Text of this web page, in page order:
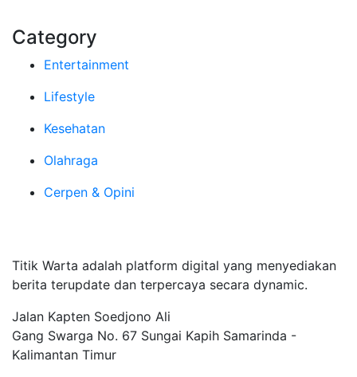
Category
Entertainment
Lifestyle
Kesehatan
Olahraga
Cerpen & Opini
Titik Warta adalah platform digital yang menyediakan
berita terupdate dan terpercaya secara dynamic.
Jalan Kapten Soedjono Ali
Gang Swarga No. 67 Sungai Kapih Samarinda -
Kalimantan Timur